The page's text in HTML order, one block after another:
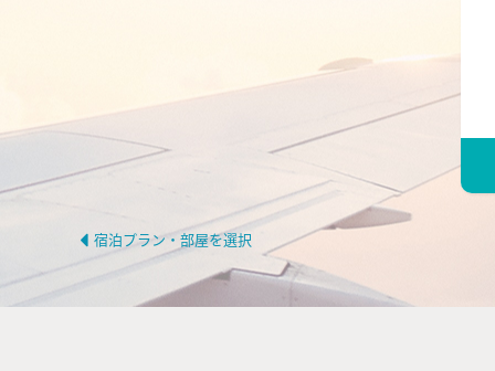
宿泊プラン・部屋を選択